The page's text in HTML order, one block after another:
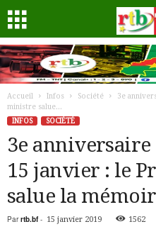
Accueil Infos Société
3e
ministre salue...
INFOS
SOCIÉTÉ
3e anniversaire
15 janvier : le
salue la
Par rtb.bf- 15 janvier 2019 1562